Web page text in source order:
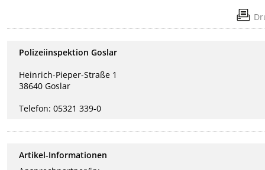
Polizeiinspektion Goslar
Heinrich-Pieper-Straße 1
38640 Goslar
Telefon: 05321 339-0
Artikel-Informationen